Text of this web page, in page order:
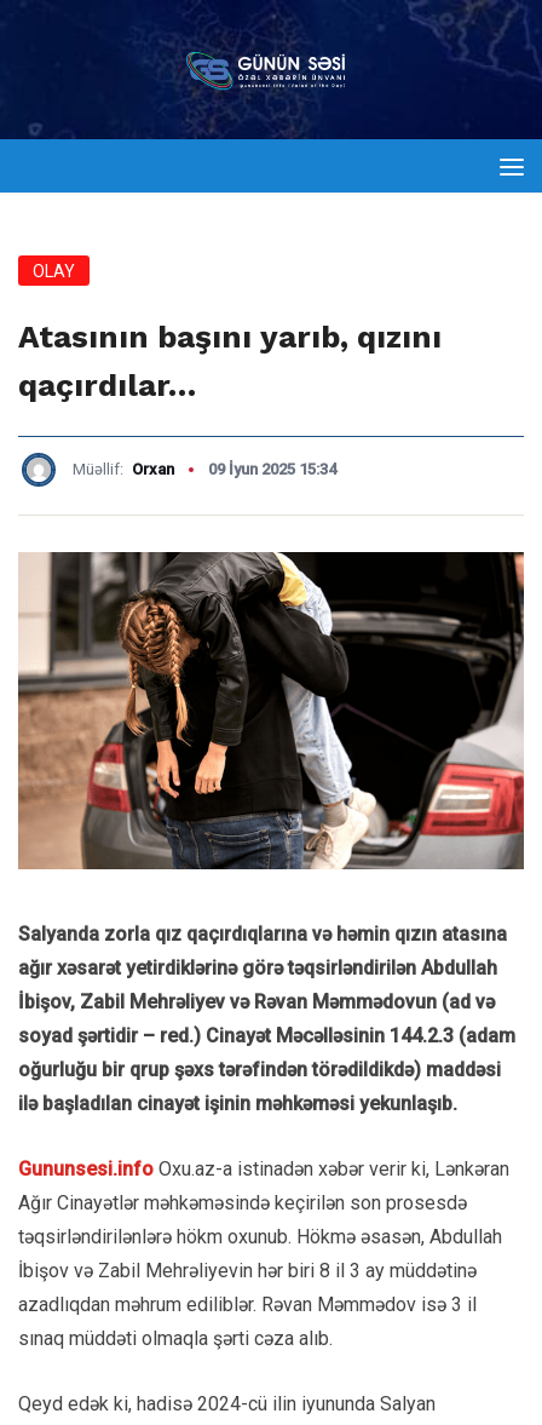
OLAY
Atasının başını yarıb, qızını
qaçırdılar…
Müəllif: Orxan 09 İyun 2025 15:34
Salyanda zorla qız qaçırdıqlarına və həmin qızın atasına
ağır xəsarət yetirdiklərinə görə təqsirləndirilən Abdullah
İbişov, Zabil Mehrəliyev və Rəvan Məmmədovun (ad və
soyad şərtidir – red.) Cinayət Məcəlləsinin 144.2.3 (adam
oğurluğu bir qrup şəxs tərəfindən törədildikdə) maddəsi
ilə başladılan cinayət işinin məhkəməsi yekunlaşıb.
Gununsesi.info Oxu.az-a istinadən xəbər verir ki, Lənkəran
Ağır Cinayətlər məhkəməsində keçirilən son prosesdə
təqsirləndirilənlərə hökm oxunub. Hökmə əsasən, Abdullah
İbişov və Zabil Mehrəliyevin hər biri 8 il 3 ay müddətinə
azadlıqdan məhrum ediliblər. Rəvan Məmmədov isə 3 il
sınaq müddəti olmaqla şərti cəza alıb.
Qeyd edək ki, hadisə 2024-cü ilin iyununda Salyan